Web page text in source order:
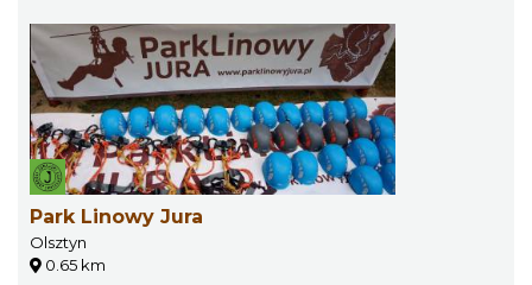
Park Linowy Jura
Olsztyn
0.65 km